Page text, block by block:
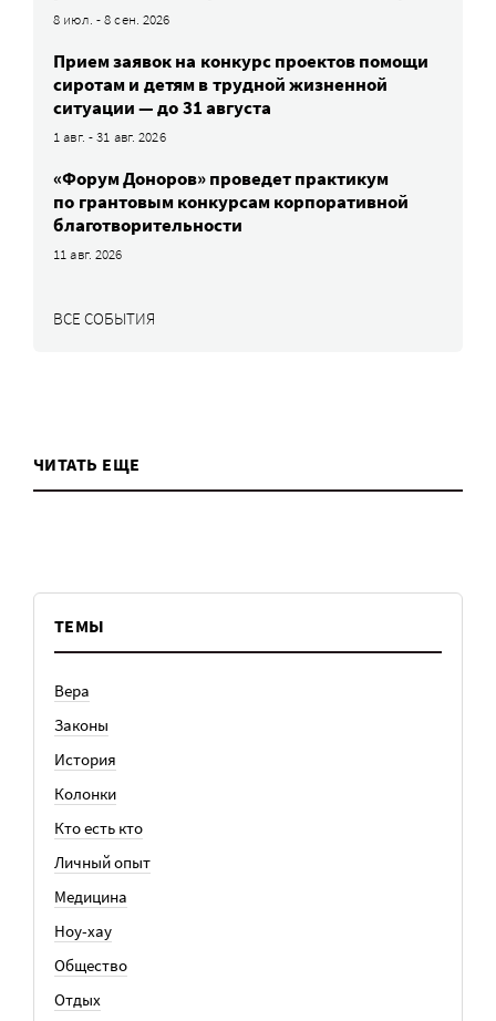
8 июл. - 8 сен. 2026
Прием заявок на конкурс проектов помощи
сиротам и детям в трудной жизненной
ситуации — до 31 августа
1 авг. - 31 авг. 2026
«Форум Доноров» проведет практикум
по грантовым конкурсам корпоративной
благотворительности
11 авг. 2026
ВСЕ СОБЫТИЯ
ЧИТАТЬ ЕЩЕ
ТЕМЫ
Вера
Законы
История
Колонки
Кто есть кто
Личный опыт
Медицина
Ноу-хау
Общество
Отдых